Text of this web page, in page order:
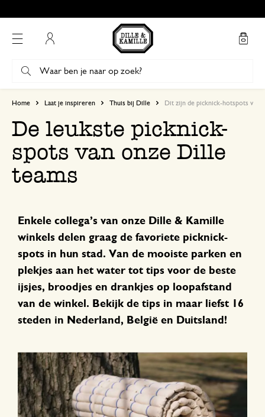
Home Laat je inspireren Thuis bij Dille Dit zijn de picknick-hotspots van
De leukste picknick-
spots van onze Dille
teams
Enkele collega’s van onze Dille & Kamille
winkels delen graag de favoriete picknick-
spots in hun stad. Van de mooiste parken en
plekjes aan het water tot tips voor de beste
ijsjes, broodjes en drankjes op loopafstand
van de winkel. Bekijk de tips in maar liefst 16
steden in Nederland, België en Duitsland!